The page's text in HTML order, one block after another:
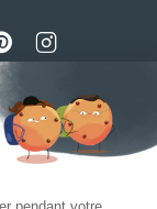
CGV